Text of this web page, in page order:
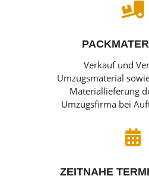

Verkauf und
Umzugsmaterial
Materiallieferung
Umzugsfirma bei

ZEITNAHE